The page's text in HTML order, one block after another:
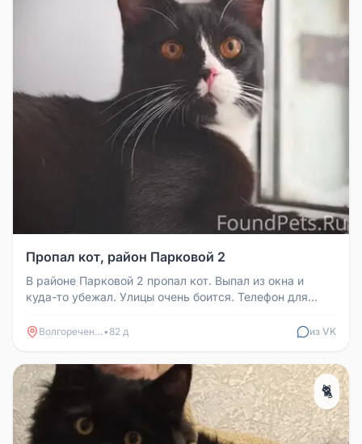
Пропал кот, район Парковой 2
В районе Парковой 2 пропал кот. Выпал из окна и
куда-то убежал. Улицы очень боится. Телефон для
Волгореченск• 82 д из VK
🐈